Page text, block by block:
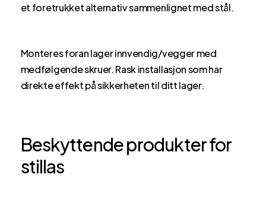
et foretrukket alternativ sammenlignet med stål.
Monteres foran lager innvendig/vegger med
medfølgende skruer. Rask installasjon som har
direkte effekt på sikkerheten til ditt lager.
Beskyttende produkter for
stillas